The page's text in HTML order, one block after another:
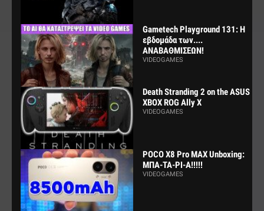
Gametech Playground 131: Η
εβδομάδα των....
ΑΝΑΒΑΘΜΙΣΕΩΝ!
VIDEOGAMES
Death Stranding 2 on the ASUS
XBOX ROG Ally X
VIDEOGAMES
POCO X8 Pro MAX Unboxing:
ΜΠΑ-ΤΑ-ΡΙ-Α!!!!!
VIDEOGAMES